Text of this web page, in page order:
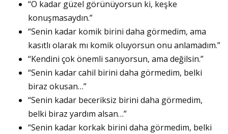
“O kadar güzel görünüyorsun ki, keşke
konuşmasaydın.”
“Senin kadar komik birini daha görmedim, ama
kasıtlı olarak mı komik oluyorsun onu anlamadım.”
“Kendini çok önemli sanıyorsun, ama değilsin.”
“Senin kadar cahil birini daha görmedim, belki
biraz okusan…”
“Senin kadar beceriksiz birini daha görmedim,
belki biraz yardım alsan…”
“Senin kadar korkak birini daha görmedim, belki